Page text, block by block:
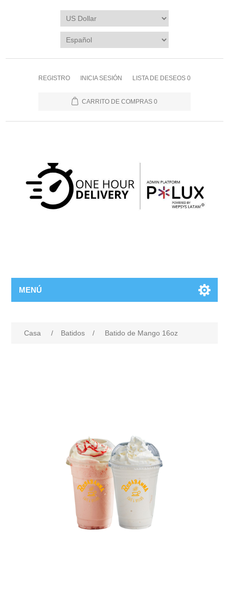
REGISTRO INICIA SESIÓN LISTA DE DESEOS 0
CARRITO DE COMPRAS 0
MENÚ
Casa / Batidos / Batido de Mango 16oz